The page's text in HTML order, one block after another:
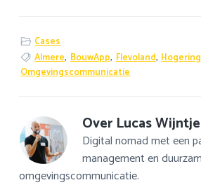
Cases
Almere, BouwApp, Flevoland, Hogering
Omgevingscommunicatie
Over Lucas
Digital nomad met een
management en
omgevingscommunicatie.